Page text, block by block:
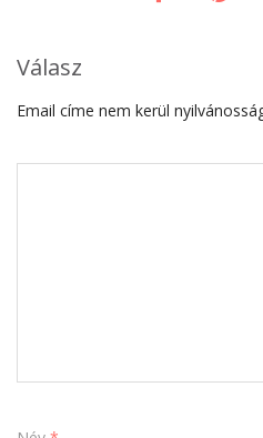
Válasz
Email címe nem kerül